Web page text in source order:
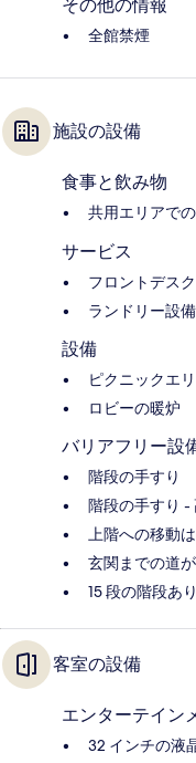
その他の情報
全館禁煙
施設の設備
食事と飲み物
共用エリアで
サービス
フロントデス
ランドリー設備
設備
ピクニックエ
ロビーの暖炉
バリアフリー設
階段の手すり
階段の手すり -
上階への移動
玄関までの道
15 段の階段あ
客室の設備
エンターテイン
32 インチの液